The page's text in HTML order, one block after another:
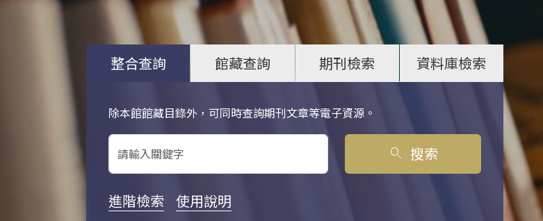
整合查詢 館藏查詢 期刊檢索 資料庫檢索
除本館館藏目錄外，可同時查詢期刊文章等電子資源。
關鍵字搜尋
search 搜索
進階檢索 使用說明